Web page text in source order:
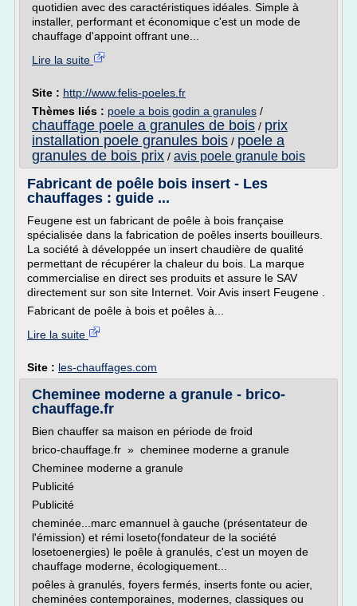
quotidien avec des caractéristiques idéales. Simple à
installer, performant et économique c'est un mode de
chauffage d'appoint offrant une...
Lire la suite
Site : http://www.felis-poeles.fr
Thèmes liés : poele a bois godin a granules /
chauffage poele a granules de bois / prix
installation poele granules bois / poele a
granules de bois prix / avis poele granule bois
Fabricant de poêle bois insert - Les
chauffages : guide ...
Feugene est un fabricant de poêle à bois française
spécialisée dans la fabrication de poêles inserts bouilleurs.
La société à développée un insert chaudière de qualité
permettant de récupérer la chaleur du bois. La marque
commercialise en direct ses produits et assure le SAV
directement sur son site Internet. Voir Avis insert Feugene .
Fabricant de poêle à bois et poêles à...
Lire la suite
Site : les-chauffages.com
Cheminee moderne a granule - brico-
chauffage.fr
Bien chauffer sa maison en période de froid
brico-chauffage.fr » cheminee moderne a granule
Cheminee moderne a granule
Publicité
Publicité
cheminée...marc emannuel à gauche (présentateur de
l'émission) et rémi loseto(fondateur de la société
losetoenergies) le poêle à granulés, c'est un moyen de
chauffage moderne, écologiquement...
poêles à granulés, foyers fermés, inserts fonte ou acier,
cheminées contemporaines, modernes, classiques ou